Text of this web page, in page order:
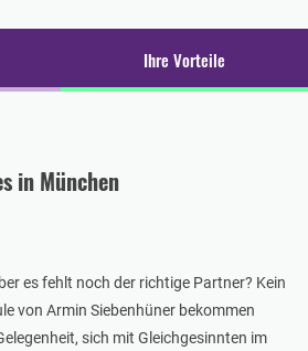
Ihre Vorteile
in München
es fehlt noch der richtige Partner? Kein
von Armin Siebenhüner bekommen
sich mit Gleichgesinnten im